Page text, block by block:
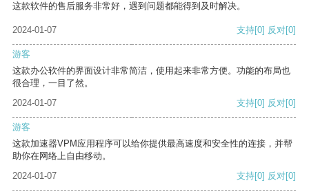
这款软件的售后服务非常好，遇到问题都能得到及时解决。
2024-01-07 支持[0] 反对[0]
游客
这款办公软件的界面设计非常简洁，使用起来非常方便。功能的布局也
很合理，一目了然。
2024-01-07
支持[0] 反对[0]
游客
这款加速器VPM应用程序可以给你提供最高速度和安全性的连接，并帮
助你在网络上自由移动。
2024-01-07
支持[0] 反对[0]